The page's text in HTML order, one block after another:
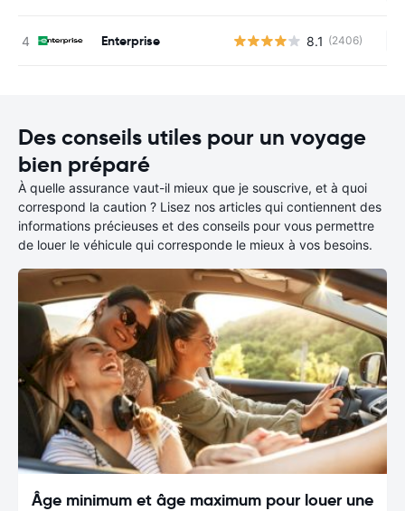
Enterprise 8.1 (2406)
Des conseils utiles pour un voyage
bien préparé
À quelle assurance vaut-il mieux que je souscrive, et à quoi
correspond la caution ? Lisez nos articles qui contiennent des
informations précieuses et des conseils pour vous permettre
de louer le véhicule qui corresponde le mieux à vos besoins.
Âge minimum et âge maximum pour louer une